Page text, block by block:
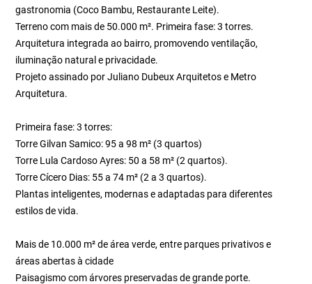
gastronomia (Coco Bambu, Restaurante Leite).
Terreno com mais de 50.000 m². Primeira fase: 3 torres.
Arquitetura integrada ao bairro, promovendo ventilação,
iluminação natural e privacidade.
Projeto assinado por Juliano Dubeux Arquitetos e Metro
Arquitetura.
Primeira fase: 3 torres:
Torre Gilvan Samico: 95 a 98 m² (3 quartos)
Torre Lula Cardoso Ayres: 50 a 58 m² (2 quartos).
Torre Cícero Dias: 55 a 74 m² (2 a 3 quartos).
Plantas inteligentes, modernas e adaptadas para diferentes
estilos de vida.
Mais de 10.000 m² de área verde, entre parques privativos e
áreas abertas à cidade
Paisagismo com árvores preservadas de grande porte.